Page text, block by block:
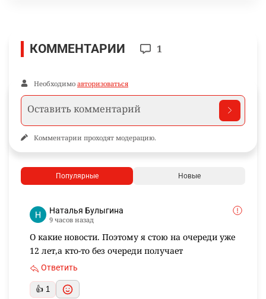
КОММЕНТАРИИ 1
Необходимо авторизоваться
Комментарии проходят модерацию.
Популярные Новые
Наталья Булыгина
9 часов назад
О какие новости. Поэтому я стою на очереди уже
12 лет,а кто-то без очереди получает
Ответить
👍 1